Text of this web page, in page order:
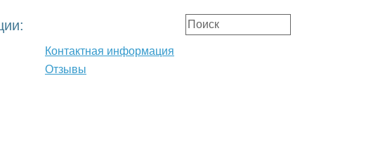
Контактная информация
Отзывы